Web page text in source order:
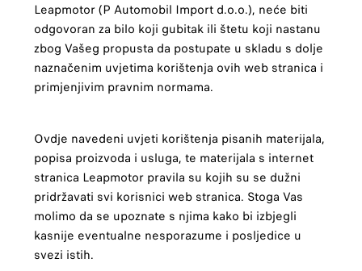
Leapmotor (P Automobil Import d.o.o.), neće biti
odgovoran za bilo koji gubitak ili štetu koji nastanu
zbog Vašeg propusta da postupate u skladu s dolje
naznačenim uvjetima korištenja ovih web stranica i
primjenjivim pravnim normama.
Ovdje navedeni uvjeti korištenja pisanih materijala,
popisa proizvoda i usluga, te materijala s internet
stranica Leapmotor pravila su kojih su se dužni
pridržavati svi korisnici web stranica. Stoga Vas
molimo da se upoznate s njima kako bi izbjegli
kasnije eventualne nesporazume i posljedice u
svezi istih.